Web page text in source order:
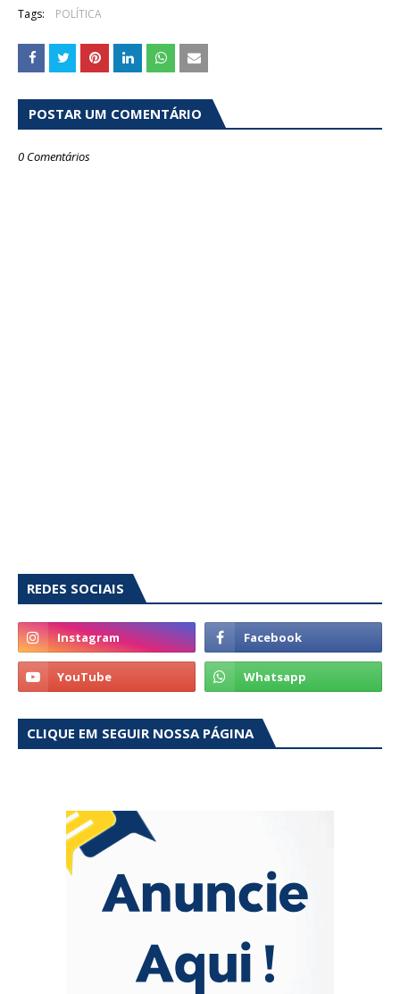
Tags: POLÍTICA
POSTAR UM COMENTÁRIO
0 Comentários
REDES SOCIAIS
CLIQUE EM SEGUIR NOSSA PÁGINA